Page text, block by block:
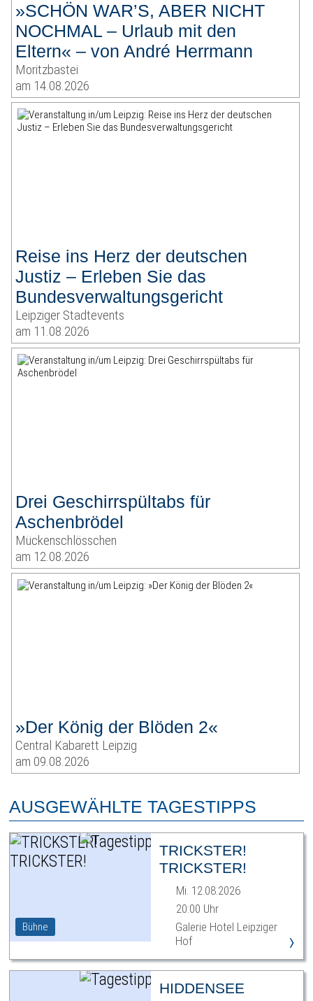
»SCHÖN WAR’S, ABER NICHT
NOCHMAL – Urlaub mit den
Eltern« – von André Herrmann
Moritzbastei
am 14.08.2026
Reise ins Herz der deutschen
Justiz – Erleben Sie das
Bundesverwaltungsgericht
Leipziger Stadtevents
am 11.08.2026
Drei Geschirrspültabs für
Aschenbrödel
Mückenschlösschen
am 12.08.2026
»Der König der Blöden 2«
Central Kabarett Leipzig
am 09.08.2026
AUSGEWÄHLTE TAGESTIPPS
Bühne
TRICKSTER!
TRICKSTER!
Mi. 12.08.2026
20:00 Uhr
Galerie Hotel Leipziger
Hof
›
HIDDENSEE